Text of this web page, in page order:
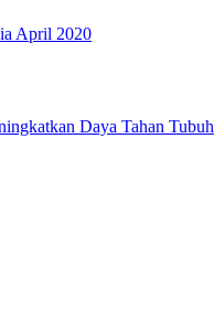
April 2020
Daya Tahan Tubuh